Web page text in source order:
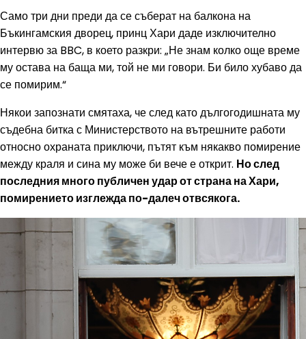
Само три дни преди да се съберат на балкона на
Бъкингамския дворец, принц Хари даде изключително
интервю за BBC, в което разкри: „Не знам колко още време
му остава на баща ми, той не ми говори. Би било хубаво да
се помирим.“
Някои запознати смятаха, че след като дългогодишната му
съдебна битка с Министерството на вътрешните работи
относно охраната приключи, пътят към някакво помирение
между краля и сина му може би вече е открит. Но след
последния много публичен удар от страна на Хари,
помирението изглежда по-далеч отвсякога.